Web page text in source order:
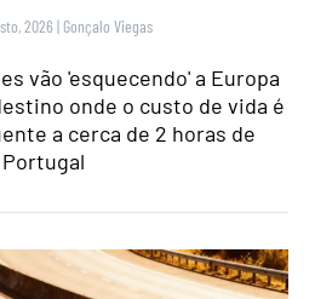
2026 | Gonçalo Viegas
vão 'esquecendo' a Europa
onde o custo de vida é
a cerca de 2 horas de
Portugal